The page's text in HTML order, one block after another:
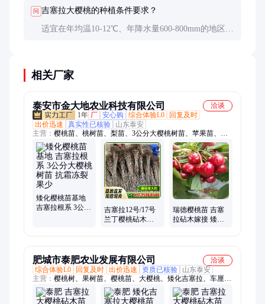
问 吉塞拉大樱桃的种植条件要求？
适宜在年均温10-12℃、年降水量600-800mm的地区种
相关厂家
泰安市金大地农业科技有限公司
洽谈
1年 厂 安心购 综合体验L0
回复及时
出价迅速
真实性已核验
山东泰安
主营： 樱桃苗、桃树苗、梨苗、3公分大樱桃树苗、苹果苗、山
楂苗、板栗苗、无花果苗、香椿苗
矮化樱桃苗基地
吉塞拉根系 3公分
吉塞拉12号/17号
兰丁樱桃砧木苗
瑞德樱桃苗 吉塞
拉砧木嫁接 矮化
肥城市泰肥农业发展有限公司
洽谈
综合体验L0
回复及时 出价迅速 资质已核验
山东泰安
主营： 樱桃树、果树苗、樱桃苗、大樱桃、矮化吉塞拉、车厘
子、樱桃小苗、樱桃砧木苗、果硬脆甜根系、矮化樱桃砧木